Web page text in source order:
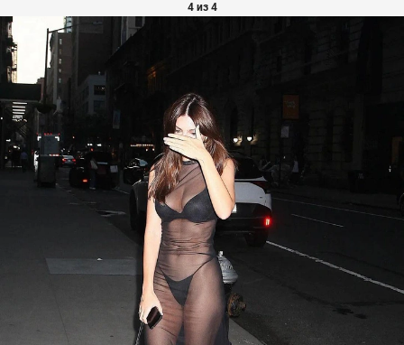
4 из 4